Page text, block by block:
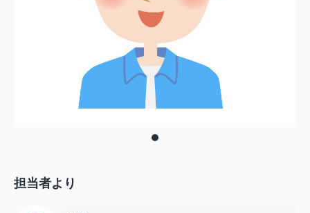
担当者より